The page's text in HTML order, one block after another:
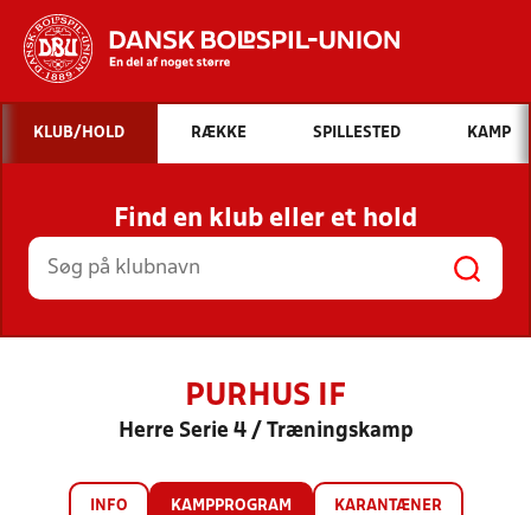
Hvad vil du søge efter?
INDHOLD OG NYHEDER
STILLINGER, RESULTATER, KLUBBER OG
HOLD
KLUB/HOLD RÆKKE SPILLESTED KAMP
Find en klub eller et hold
PURHUS IF
Herre Serie 4 / Træningskamp
INFO KAMPPROGRAM KARANTÆNER